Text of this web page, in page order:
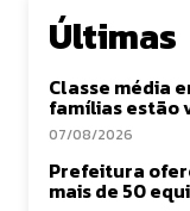
Últimas
Classe média
famílias estão
07/08/2026
Prefeitura
mais de 50